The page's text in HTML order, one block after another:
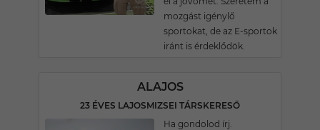
mozgást igénylő
sportokat, de az E-sportok
iránt is érdeklődök.
ALAJOS
23 ÉVES LAJOSMIZSEI TÁRSKERESŐ
Ha gondolod írj.